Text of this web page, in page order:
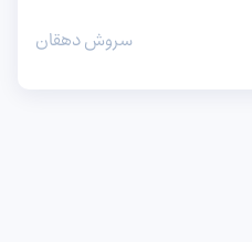
سروش دهقان